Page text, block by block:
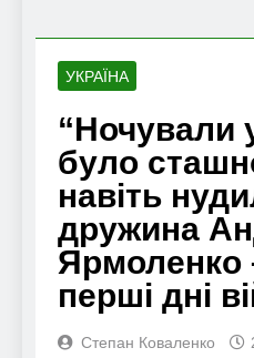
УКРАЇНА
“Ночували
було
навіть
дружина
Ярмоленко
перші дні
Степан Коваленко